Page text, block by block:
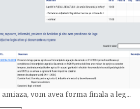
amiaza, vom avea forma finala a leg...